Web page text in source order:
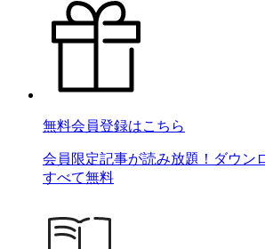
無料会員登録はこちら
会員限定記事が読み放題！ダウン
すべて無料